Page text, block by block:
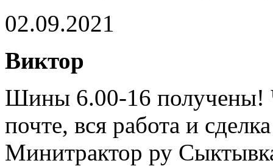
02.09.2021
Виктор
Шины 6.00-16 получены!
почте, вся работа и
Минитрактор ру